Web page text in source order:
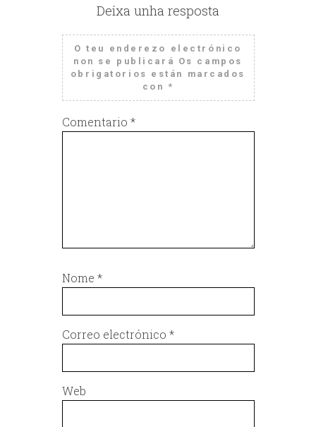
Deixa unha resposta
O teu enderezo electrónico
non se publicará Os campos
obrigatorios están marcados
con *
Comentario *
Nome *
Correo electrónico *
Web